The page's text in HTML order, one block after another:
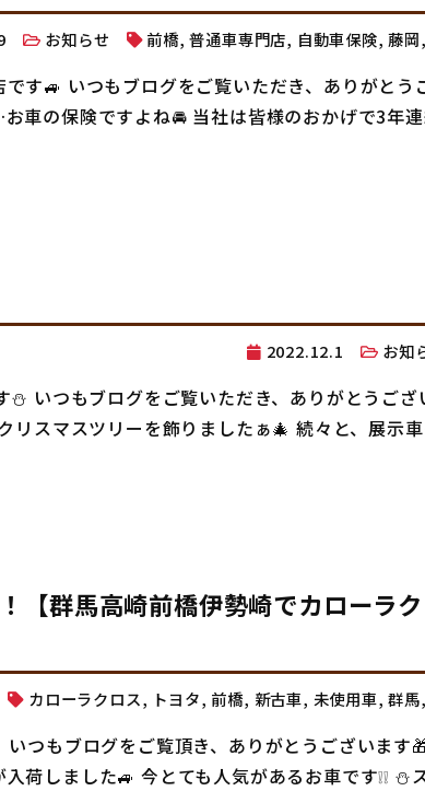
お知らせ 前橋,普通車専門店, 自動車保険,藤岡,
す🚙 いつもブログをご覧いただき、ありがとう
車の保険ですよね🚘 当社は皆様のおかげで3年
2022.12.1 お知
⛄ いつもブログをご覧いただき、ありがとうござ
スマスツリーを飾りましたぁ🎄 続々と、展示
【群馬高崎前橋伊勢崎でカローラク
カローラクロス, トヨタ, 前橋, 新古車, 未使用車,群馬,
つもブログをご覧頂き、ありがとうございます
しました🚙 今とても人気があるお車です❕❕ ⛄